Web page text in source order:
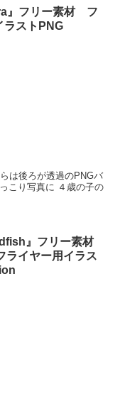
』フリー素材 フ
ラストPNG
は後ろが透過のPNGバ
こり写真に ４歳の子の
』フリー素材
イヤー用イラス